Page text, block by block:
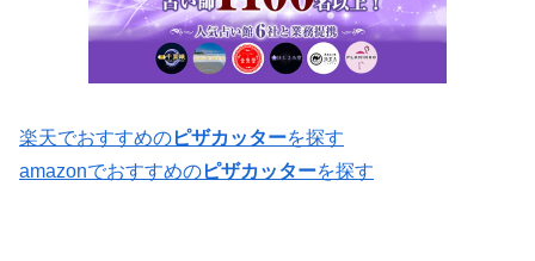
楽天でおすすめのピザカッターを探す
amazonでおすすめのピザカッターを探す